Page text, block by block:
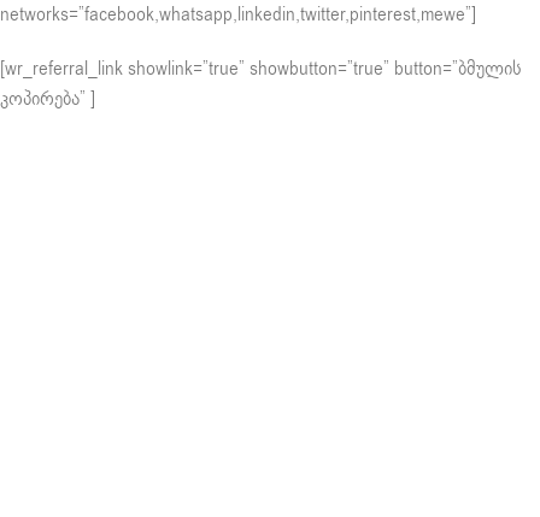
networks=”facebook,whatsapp,linkedin,twitter,pinterest,mewe”]
[wr_referral_link showlink=”true” showbutton=”true” button=”ბმულის
კოპირება” ]